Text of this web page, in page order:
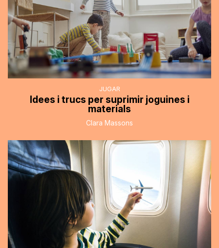
JUGAR
Idees i trucs per suprimir joguines i
materials
Clara Massons